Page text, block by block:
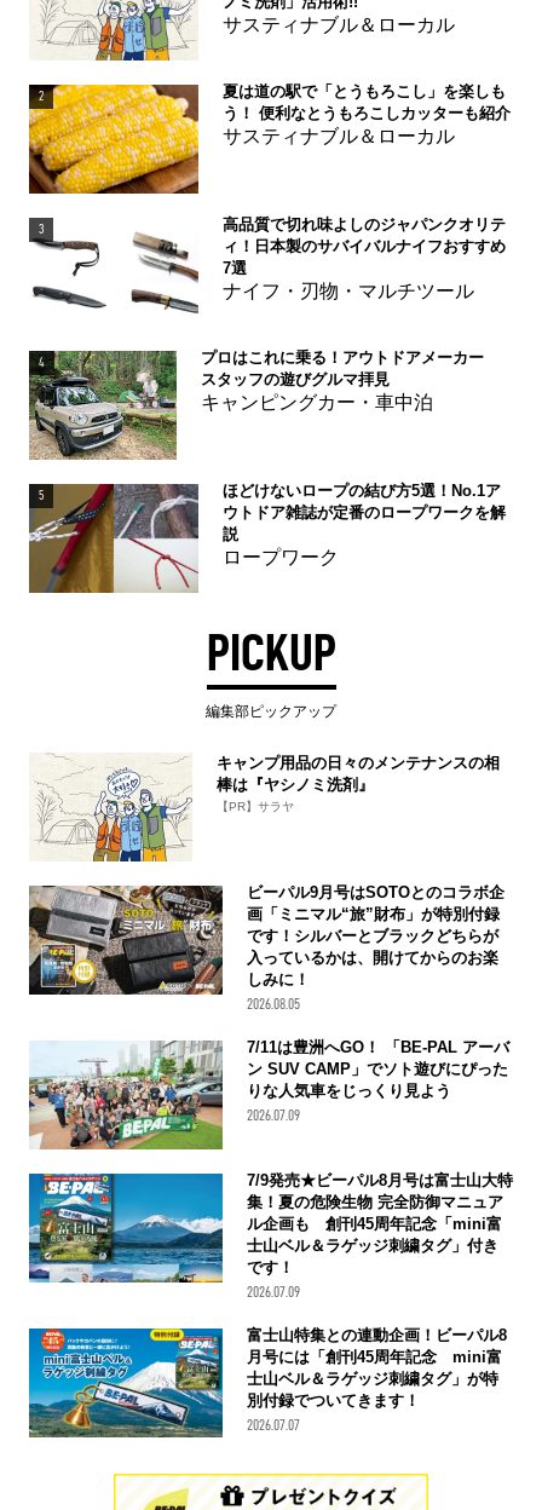
サスティナブル＆ローカル
2
夏は道の駅で「とうもろこし」を楽しも
う！ 便利なとうもろこしカッターも紹介
サスティナブル＆ローカル
3
高品質で切れ味よしのジャパンクオリテ
ィ！日本製のサバイバルナイフおすすめ
7選
ナイフ・刃物・マルチツール
4
プロはこれに乗る！アウトドアメーカー
スタッフの遊びグルマ拝見
キャンピングカー・車中泊
5
ほどけないロープの結び方5選！No.1ア
ウトドア雑誌が定番のロープワークを解
説
ロープワーク
PICKUP
編集部ピックアップ
キャンプ用品の日々のメンテナンスの相
棒は『ヤシノミ洗剤』
【PR】サラヤ
ビーパル9月号はSOTOとのコラボ企
画「ミニマル“旅”財布」が特別付録
です！シルバーとブラックどちらが
入っているかは、開けてからのお楽
しみに！
2026.08.05
7/11は豊洲へGO！ 「BE-PAL アーバ
ン SUV CAMP」でソト遊びにぴった
りな人気車をじっくり見よう
2026.07.09
7/9発売★ビーパル8月号は富士山大特
集！夏の危険生物 完全防御マニュア
ル企画も 創刊45周年記念「mini富
士山ベル＆ラゲッジ刺繍タグ」付き
です！
2026.07.09
富士山特集との連動企画！ビーパル8
月号には「創刊45周年記念 mini富
士山ベル＆ラゲッジ刺繍タグ」が特
別付録でついてきます！
2026.07.07